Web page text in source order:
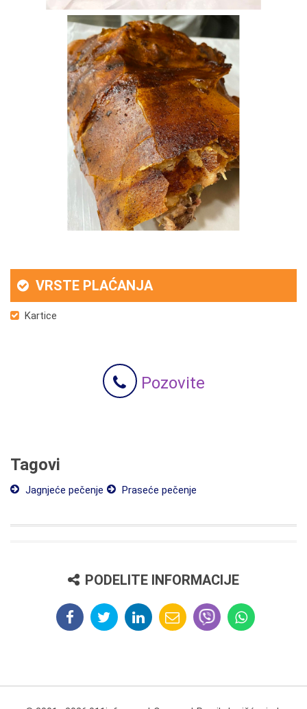
VRSTE PLAĆANJA
Kartice
Pozovite
Tagovi
Jagnjeće pečenje Praseće pečenje
PODELITE INFORMACIJE